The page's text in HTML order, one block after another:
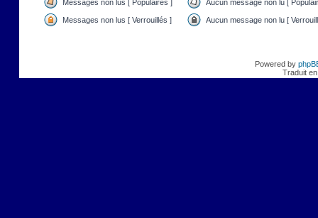
Messages non lus [ Populaires ] Aucun message non lu [
Messages non lus [ Verrouillés ] Aucun message non lu [
Powered by
Traduit